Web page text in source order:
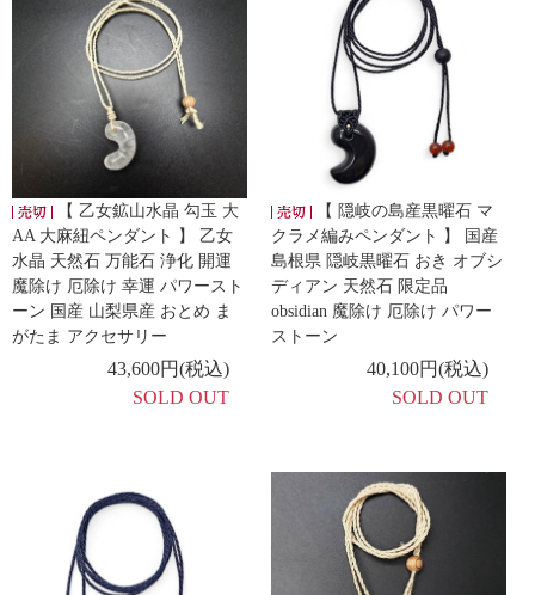
【 乙女鉱山水晶 勾玉 大
AA 大麻紐ペンダント 】 乙女
水晶 天然石 万能石 浄化 開運
魔除け 厄除け 幸運 パワースト
ーン 国産 山梨県産 おとめ ま
がたま アクセサリー
43,600円(税込)
SOLD OUT
【 隠岐の島産黒曜石 マ
クラメ編みペンダント 】 国産
島根県 隠岐黒曜石 おき オブシ
ディアン 天然石 限定品
obsidian 魔除け 厄除け パワー
ストーン
40,100円(税込)
SOLD OUT